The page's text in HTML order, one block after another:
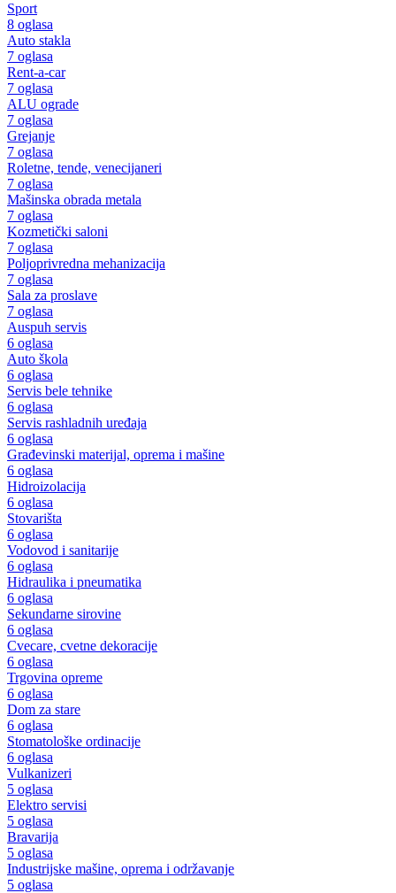
Sport
8 oglasa
Auto stakla
7 oglasa
Rent-a-car
7 oglasa
ALU ograde
7 oglasa
Grejanje
7 oglasa
Roletne, tende, venecijaneri
7 oglasa
Mašinska obrada metala
7 oglasa
Kozmetički saloni
7 oglasa
Poljoprivredna mehanizacija
7 oglasa
Sala za proslave
7 oglasa
Auspuh servis
6 oglasa
Auto škola
6 oglasa
Servis bele tehnike
6 oglasa
Servis rashladnih uređaja
6 oglasa
Građevinski materijal, oprema i mašine
6 oglasa
Hidroizolacija
6 oglasa
Stovarišta
6 oglasa
Vodovod i sanitarije
6 oglasa
Hidraulika i pneumatika
6 oglasa
Sekundarne sirovine
6 oglasa
Cvecare, cvetne dekoracije
6 oglasa
Trgovina opreme
6 oglasa
Dom za stare
6 oglasa
Stomatološke ordinacije
6 oglasa
Vulkanizeri
5 oglasa
Elektro servisi
5 oglasa
Bravarija
5 oglasa
Industrijske mašine, oprema i održavanje
5 oglasa